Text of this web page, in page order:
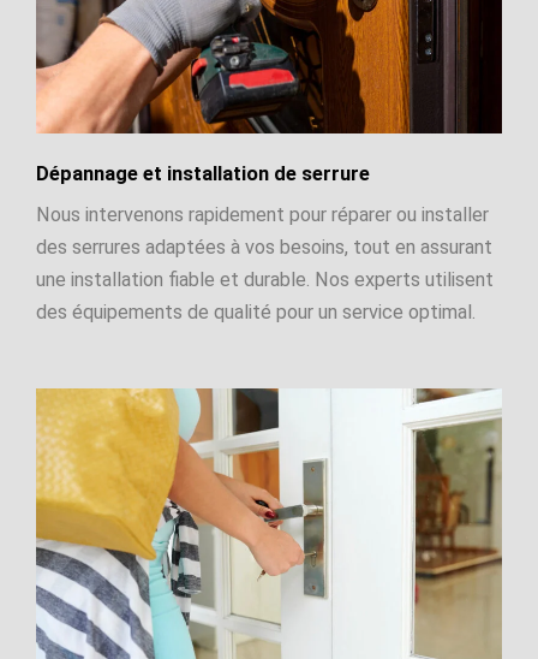
Dépannage et installation de serrure
Nous intervenons rapidement pour réparer ou installer
des serrures adaptées à vos besoins, tout en assurant
une installation fiable et durable. Nos experts utilisent
des équipements de qualité pour un service optimal.